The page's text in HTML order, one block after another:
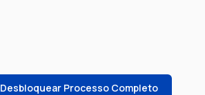
Desbloquear Processo Completo